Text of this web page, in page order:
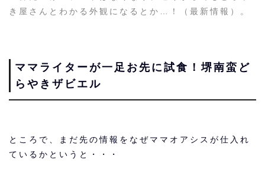
き屋さんとわかる外観になるとか…！（最新情報）。
ママライターが一足お先に試食！堺南蛮ど
らやきザビエル
ところで、まだ先の情報をなぜママオアシスが仕入れ
ているかというと・・・